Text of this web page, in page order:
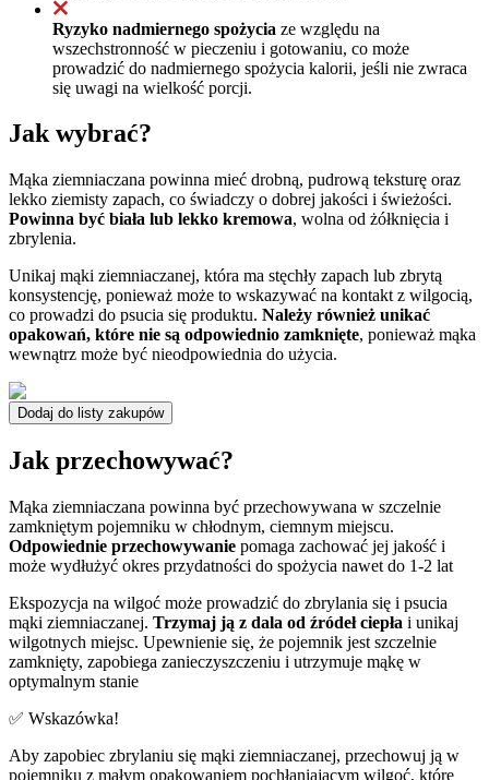
Ryzyko nadmiernego spożycia ze względu na
wszechstronność w pieczeniu i gotowaniu, co może
prowadzić do nadmiernego spożycia kalorii, jeśli nie zwraca
się uwagi na wielkość porcji.
Jak wybrać?
Mąka ziemniaczana powinna mieć drobną, pudrową teksturę oraz
lekko ziemisty zapach, co świadczy o dobrej jakości i świeżości.
Powinna być biała lub lekko kremowa, wolna od żółknięcia i
zbrylenia.
Unikaj mąki ziemniaczanej, która ma stęchły zapach lub zbrytą
konsystencję, ponieważ może to wskazywać na kontakt z wilgocią,
co prowadzi do psucia się produktu. Należy również unikać
opakowań, które nie są odpowiednio zamknięte, ponieważ mąka
wewnątrz może być nieodpowiednia do użycia.
Dodaj do listy zakupów
Jak przechowywać?
Mąka ziemniaczana powinna być przechowywana w szczelnie
zamkniętym pojemniku w chłodnym, ciemnym miejscu.
Odpowiednie przechowywanie pomaga zachować jej jakość i
może wydłużyć okres przydatności do spożycia nawet do 1-2 lat
Ekspozycja na wilgoć może prowadzić do zbrylania się i psucia
mąki ziemniaczanej. Trzymaj ją z dala od źródeł ciepła i unikaj
wilgotnych miejsc. Upewnienie się, że pojemnik jest szczelnie
zamknięty, zapobiega zanieczyszczeniu i utrzymuje mąkę w
optymalnym stanie
✅ Wskazówka!
Aby zapobiec zbrylaniu się mąki ziemniaczanej, przechowuj ją w
pojemniku z małym opakowaniem pochłaniającym wilgoć, które